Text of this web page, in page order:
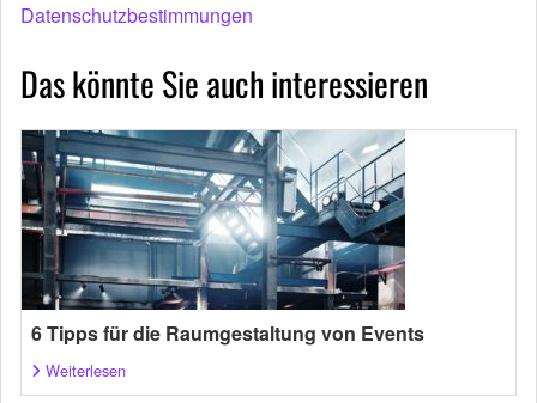
Datenschutzbestimmungen
Das könnte Sie auch interessieren
6 Tipps für die Raumgestaltung von Events
Weiterlesen